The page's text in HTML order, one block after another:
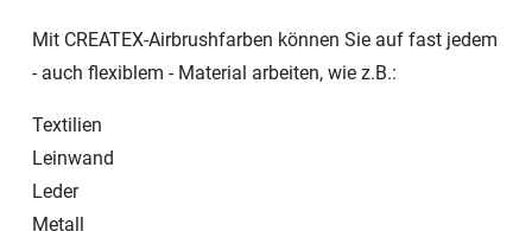
Mit CREATEX-Airbrushfarben können Sie auf fast jedem
- auch flexiblem - Material arbeiten, wie z.B.:
Textilien
Leinwand
Leder
Metall